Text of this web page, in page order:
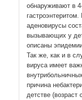
обнаруживают в
аденовирусы
вызывающих у
описаны
Так же, как и в
вируса имеет
причина
детстве (возраст